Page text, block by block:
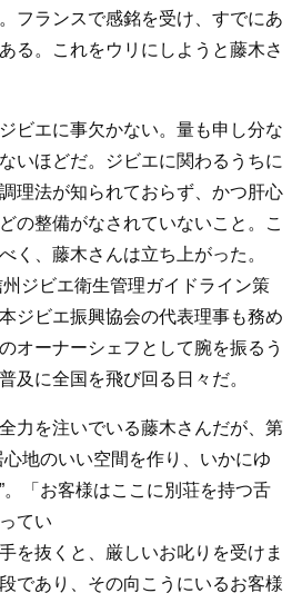
フランスで感銘を受け、すでにあ
る。これをウリにしようと藤木さ
ビエに事欠かない。量も申し分な
いほどだ。ジビエに関わるうちに
理法が知られておらず、かつ肝心
の整備がなされていないこと。こ
く、藤木さんは立ち上がった。
ジビエ衛生管理ガイドライン策
ジビエ振興協会の代表理事も務め
オーナーシェフとして腕を振るう
及に全国を飛び回る日々だ。
力を注いでいる藤木さんだが、第
地のいい空間を作り、いかにゆ
。「お客様はここに別荘を持つ舌
てい
を抜くと、厳しいお叱りを受けま
であり、その向こうにいるお客様